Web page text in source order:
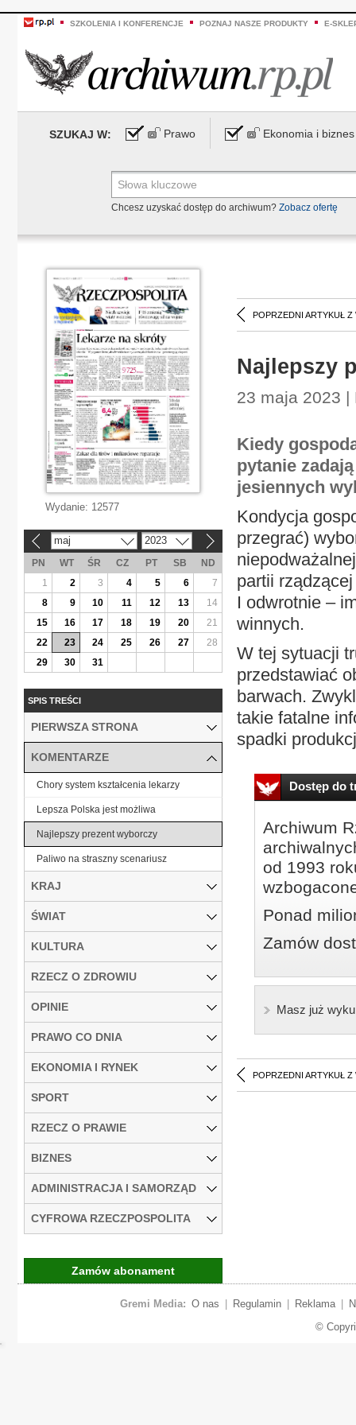
SZKOLENIA I KONFERENCJE POZNAJ NASZE PRODUKTY E-
SZUKAJ W: Prawo Ekonomia i biznes
Chcesz uzyskać dostęp do archiwum? Zobacz ofertę
POPRZEDNI ARTYKUŁ Z
Najlepszy
23 maja 2023 |
Kiedy
pytanie
jesiennych
Kondycja
przegrać)
partii
I odwrotnie –
winnych.
W tej sytuacji
przedstawiać
barwach.
takie fatalne
spadki
Dostęp do
Archiwum
od 1993
Ponad
Zamów
Masz już
POPRZEDNI ARTYKUŁ Z
Wydanie: 12577
maj 2023
PN WT ŚR CZ PT SB
ND
1
2 3 4 5 6
7
8
9 10 11 12 13
14
15
16 17 18 19 20
21
22
23 24 25 26 27
28
29
30 31
SPIS TREŚCI
PIERWSZA STRONA
KOMENTARZE
Chory system kształcenia lekarzy
Lepsza Polska jest możliwa
Najlepszy prezent wyborczy
Paliwo na straszny scenariusz
KRAJ
ŚWIAT
KULTURA
RZECZ O ZDROWIU
OPINIE
PRAWO CO DNIA
EKONOMIA I RYNEK
SPORT
RZECZ O PRAWIE
BIZNES
ADMINISTRACJA I SAMORZĄD
CYFROWA RZECZPOSPOLITA
Zamów abonament
Gremi Media: O nas Regulamin Reklama
©